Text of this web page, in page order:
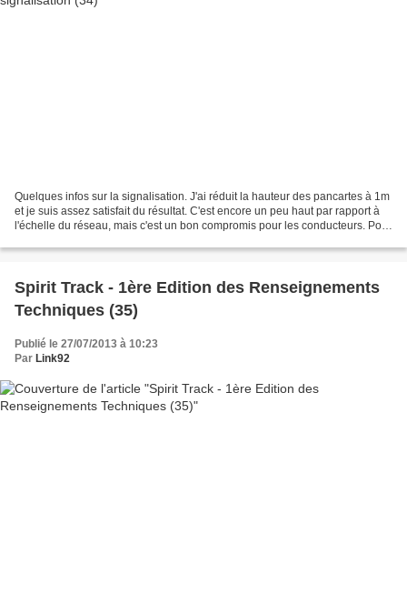
Quelques infos sur la signalisation. J'ai réduit la hauteur des pancartes à 1m
et je suis assez satisfait du résultat. C'est encore un peu haut par rapport à
l'échelle du réseau, mais c'est un bon compromis pour les conducteurs. Pour
Spirit Track - 1ère Edition des Renseignements
Techniques (35)
Publié le 27/07/2013 à 10:23
Par Link92